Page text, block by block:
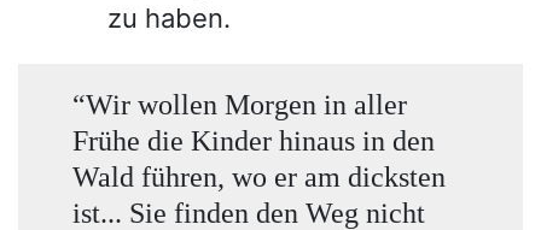
zu haben.
“Wir wollen Morgen in aller
Frühe die Kinder hinaus in den
Wald führen, wo er am dicksten
ist... Sie finden den Weg nicht